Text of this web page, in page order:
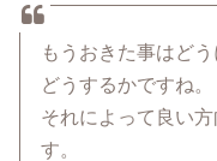
もうおきた事はど
どうするかですね。
それによって良い
す。